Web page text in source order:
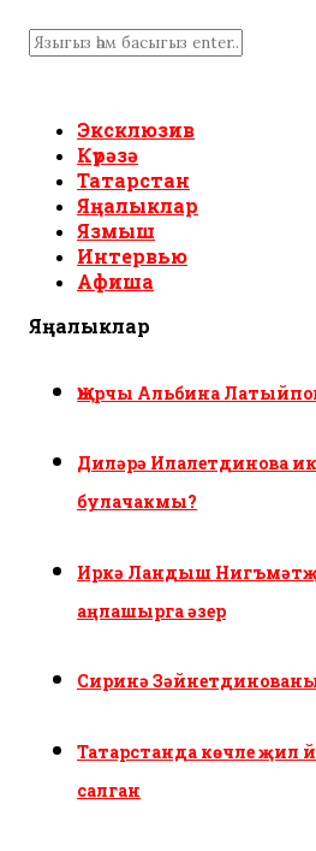
Эксклюзив
Күрәзә
Татарстан
Яңалыклар
Язмыш
Интервью
Афиша
Яңалыклар
Җырчы Альбина
Диләрә Илалетдинова
булачакмы?
Иркә Ландыш
аңлашырга әзер
Сиринә
Татарстанда көчле җил
салган